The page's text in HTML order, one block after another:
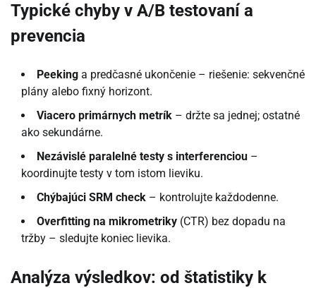
Typické chyby v A/B testovaní a
prevencia
Peeking a predčasné ukončenie – riešenie: sekvenčné
plány alebo fixný horizont.
Viacero primárnych metrík – držte sa jednej; ostatné
ako sekundárne.
Nezávislé paralelné testy s interferenciou –
koordinujte testy v tom istom lieviku.
Chýbajúci SRM check – kontrolujte každodenne.
Overfitting na mikrometriky (CTR) bez dopadu na
tržby – sledujte koniec lievika.
Analýza výsledkov: od štatistiky k